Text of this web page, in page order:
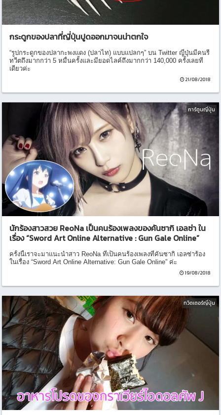
กระดูกของปลาที่ญี่ปุ่นปูดออกมาจนน่าตกใจ
“รูปกระดูกของปลากะพงแดง (ปลาไท) แบบแปลกๆ” บน Twitter ญี่ปุ่นมีคนรี
ทวีตถึงมากกว่า 5 หมื่นครั้งและมียอดไลค์ถึงมากกว่า 140,000 ครั้งเลยที
เดียวค่ะ
21/08/2018
การ์ตูนญี่ปุ่น
นักร้องสาวสวย ReoNa เป็นคนร้องเพลงของคันซากิ เอลซ่า ใน
เรื่อง “Sword Art Online Alternative : Gun Gale Online”
ครั้งนี้เราจะมาแนะนำสาว ReoNa ที่เป็นคนร้องเพลงที่คันซากิ เอลซ่าร้อง
ในเรื่อง “Sword Art Online Alternative: Gun Gale Online” ค่ะ
19/08/2018
ทวิตเตอร์ญี่ปุ่น